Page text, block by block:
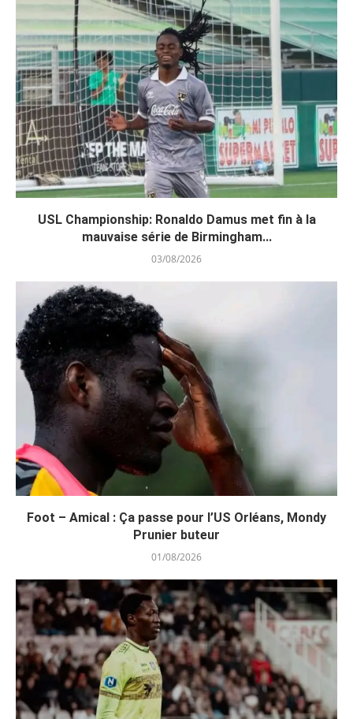
USL Championship: Ronaldo Damus met fin à la
mauvaise série de Birmingham...
03/08/2026
Foot – Amical : Ça passe pour l’US Orléans, Mondy
Prunier buteur
01/08/2026